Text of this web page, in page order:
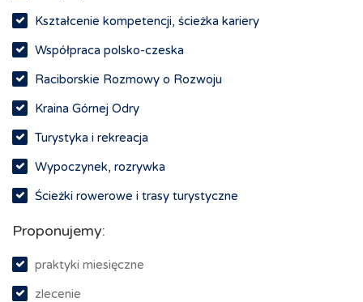
Kształcenie kompetencji, ścieżka kariery
Współpraca polsko-czeska
Raciborskie Rozmowy o Rozwoju
Kraina Górnej Odry
Turystyka i rekreacja
Wypoczynek, rozrywka
Ścieżki rowerowe i trasy turystyczne
Proponujemy:
praktyki miesięczne
zlecenie